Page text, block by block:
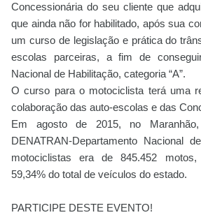
Concessionária do seu cliente que
que ainda não for habilitado, após sua
um curso de legislação e prática do
escolas parceiras, a fim de
Nacional de Habilitação, categoria “A”.
O curso para o motociclista terá uma
colaboração das auto-escolas e das
Em agosto de 2015, no
DENATRAN-Departamento Nacional
motociclistas era de 845.452
59,34% do total de veículos do estado.
PARTICIPE DESTE EVENTO!